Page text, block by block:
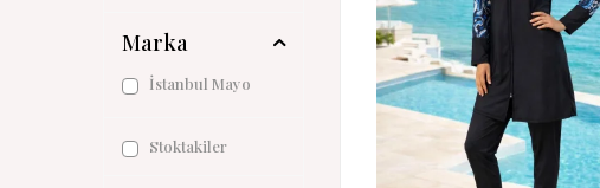
Marka
İstanbul Mayo
Stoktakiler